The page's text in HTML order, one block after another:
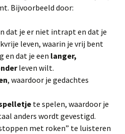
Bijvoorbeeld door:
dat je er niet intrapt en dat je
leven, waarin je vrij bent
en dat je een langer,
leven wilt.
, waardoor je gedachtes
te spelen, waardoor je
anders wordt gevestigd.
met roken” te luisteren